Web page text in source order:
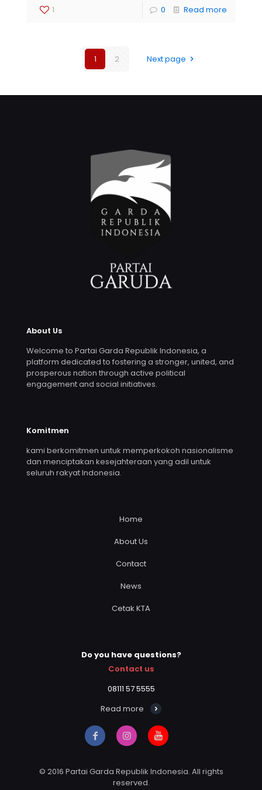
1 0 Read more
1 2 Next page
About Us
Welcome to Partai Garda Republik Indonesia, a
platform dedicated to fostering a stronger, united, and
prosperous nation through active political
engagement and social initiatives.
Komitmen
kami berkomitmen untuk memperkokoh nasionalisme
dan menciptakan kesejahteraan yang adil untuk
seluruh rakyat Indonesia.
Home
About Us
Contact
News
Cetak KTA
Do you have questions?
Contact us
08111 57 5555
Read more
© 2016 Partai Garda Republik Indonesia. All rights
reserved.